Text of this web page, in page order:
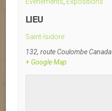
LIEU
Saint-Isidore
132, route Coulombe Canada
+ Google Map